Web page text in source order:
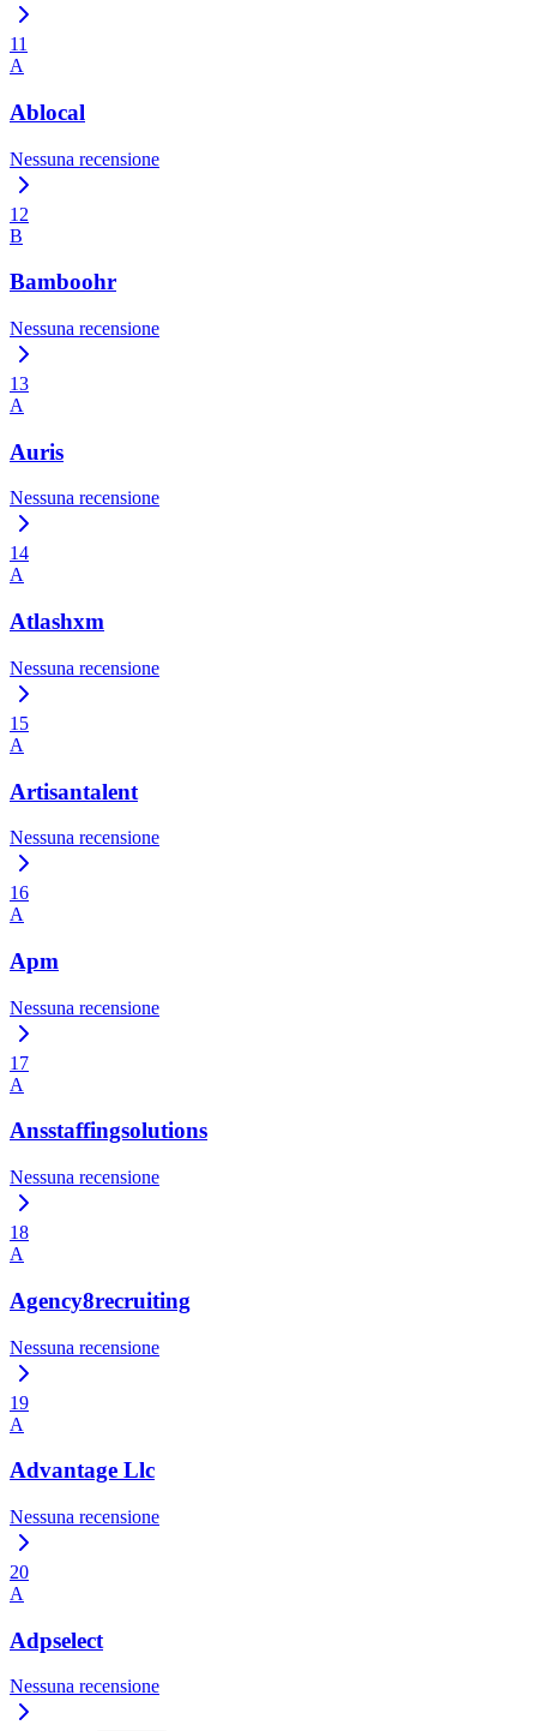
11
A
Ablocal
Nessuna recensione
12
B
Bamboohr
Nessuna recensione
13
A
Auris
Nessuna recensione
14
A
Atlashxm
Nessuna recensione
15
A
Artisantalent
Nessuna recensione
16
A
Apm
Nessuna recensione
17
A
Ansstaffingsolutions
Nessuna recensione
18
A
Agency8recruiting
Nessuna recensione
19
A
Advantage Llc
Nessuna recensione
20
A
Adpselect
Nessuna recensione